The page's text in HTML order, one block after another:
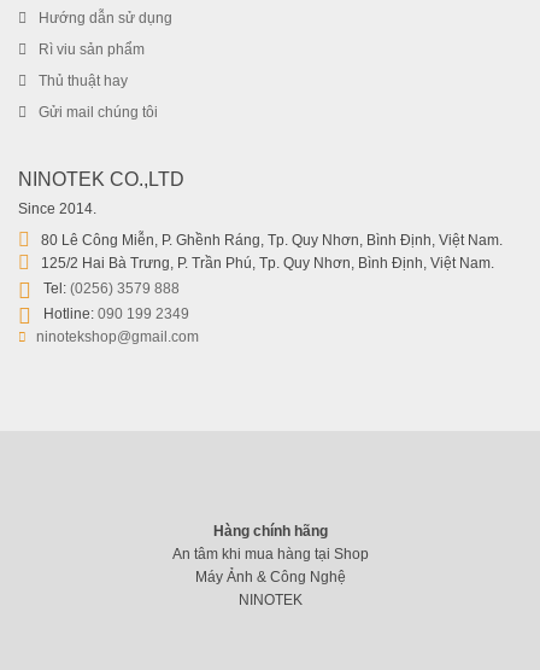
Máy khử mùi tủ lạnh thông minh EraClean CW-BS01
Hướng dẫn sử dụng
Rì viu sản phẩm
Thủ thuật hay
Gửi mail chúng tôi
NINOTEK CO.,LTD
Since 2014.
80 Lê Công Miễn, P. Ghềnh Ráng, Tp. Quy Nhơn, Bình Định, Việt Nam.
125/2 Hai Bà Trưng, P. Trần Phú, Tp. Quy Nhơn, Bình Định, Việt Nam.
Tel: (0256) 3579 888
Hotline: 090 199 2349
ninotekshop@gmail.com
Hàng chính hãng
An tâm khi mua hàng tại Shop
Máy Ảnh & Công Nghệ
NINOTEK